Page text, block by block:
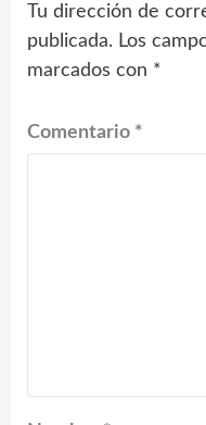
Tu dirección de
publicada. Los
marcados con *
Comentario *